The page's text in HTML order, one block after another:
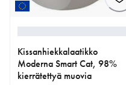
Kissanhiekkalaatikko
Moderna Smart Cat, 98%
kierrätettyä muovia